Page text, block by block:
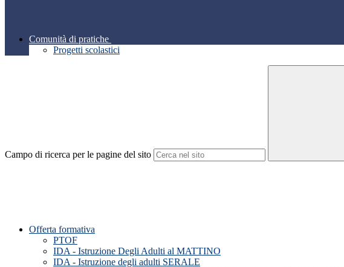
Comunità di pratiche
Progetti scolastici
Campo di ricerca per le pagine del sito
Offerta formativa
PTOF
IDA - Istruzione Degli Adulti al MATTINO
IDA - Istruzione degli adulti SERALE